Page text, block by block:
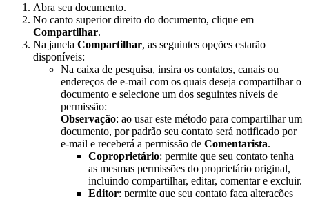
Abra seu documento.
No canto superior direito do documento, clique em
Compartilhar.
Na janela Compartilhar, as seguintes opções estarão
disponíveis:
Na caixa de pesquisa, insira os contatos, canais ou
endereços de e-mail com os quais deseja compartilhar o
documento e selecione um dos seguintes níveis de
permissão:
Observação: ao usar este método para compartilhar um
documento, por padrão seu contato será notificado por
e-mail e receberá a permissão de Comentarista.
Coproprietário: permite que seu contato tenha
as mesmas permissões do proprietário original,
incluindo compartilhar, editar, comentar e excluir.
Editor: permite que seu contato faça alterações